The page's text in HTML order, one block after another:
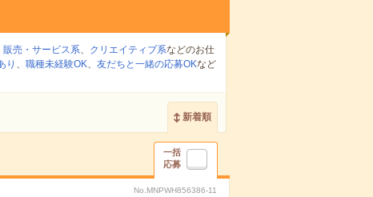
販売・サービス系、 クリエイティブ系などのお仕
り 、 職種未経験OK、 友だちと一緒の応募OKなど
新着順
一括
応募
No.MNPWH856386-11